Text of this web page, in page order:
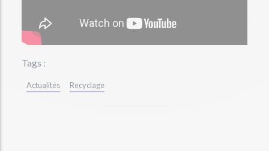
Tags :
Actualités Recyclage